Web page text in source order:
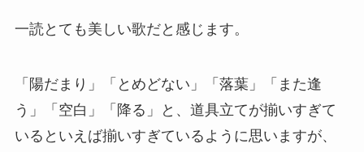
一読とても美しい歌だと感じます。
「陽だまり」「とめどない」「落葉」「また逢
う」「空白」「降る」と、道具立てが揃いすぎて
いるといえば揃いすぎているように思いますが、